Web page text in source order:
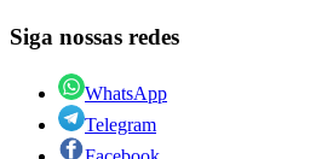
Siga nossas redes
WhatsApp
Telegram